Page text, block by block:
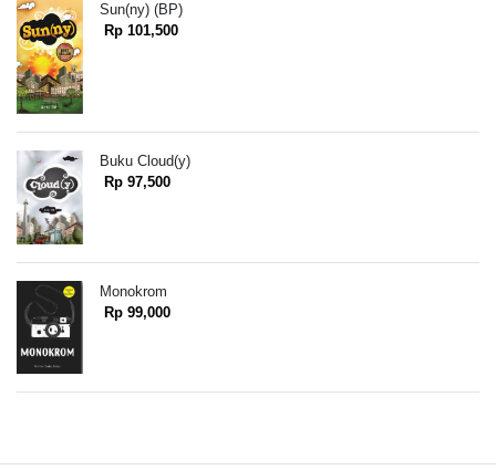
Sun(ny) (BP)
Rp 101,500
Buku Cloud(y)
Rp 97,500
Monokrom
Rp 99,000